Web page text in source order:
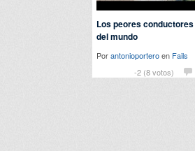
-2 (8 votos)
Los peores conductores
del mundo
Porantonioporteroen Fails